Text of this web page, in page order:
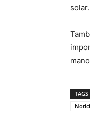
solar.
TAGS